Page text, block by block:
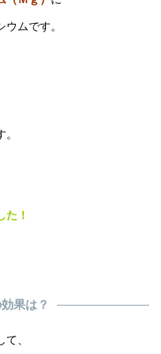
ムです。
た！
果は？
て、